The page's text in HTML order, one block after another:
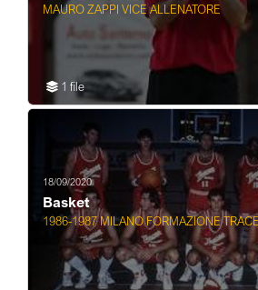
MAURO ZAPPI VICE ALLENATORE
1 file
18/09/2020
Basket
1986-1987 MILANO FORMAZIONE